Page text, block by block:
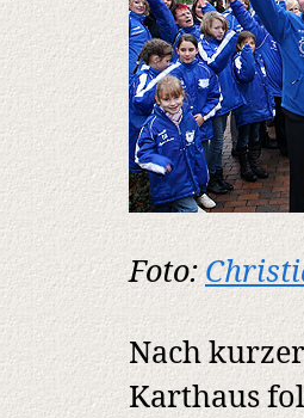
Foto:
Nach
Karthaus